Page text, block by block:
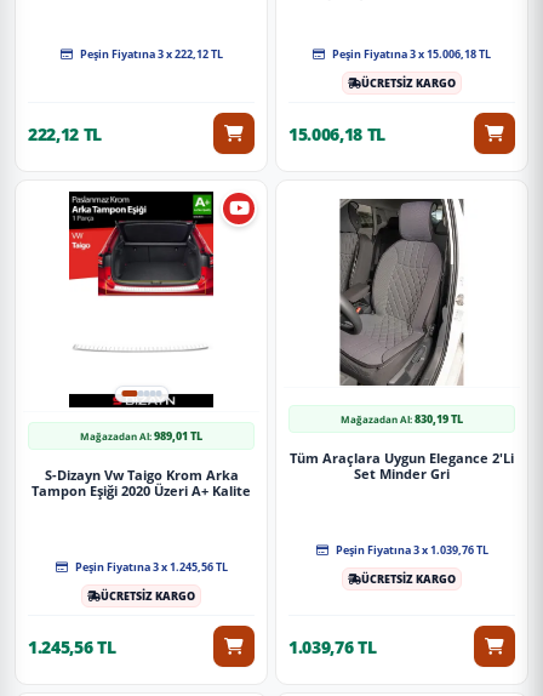
Peşin Fiyatına 3 x 222,12 TL
222,12 TL
Peşin Fiyatına 3 x 15.006,18 TL
ÜCRETSİZ KARGO
15.006,18 TL
Mağazadan Al:989,01 TL
S-Dizayn Vw Taigo Krom Arka
Tampon Eşiği 2020 Üzeri A+ Kalite
Peşin Fiyatına 3 x 1.245,56 TL
ÜCRETSİZ KARGO
1.245,56 TL
Mağazadan Al:830,19 TL
Tüm Araçlara Uygun Elegance 2'Li
Set Minder Gri
Peşin Fiyatına 3 x 1.039,76 TL
ÜCRETSİZ KARGO
1.039,76 TL